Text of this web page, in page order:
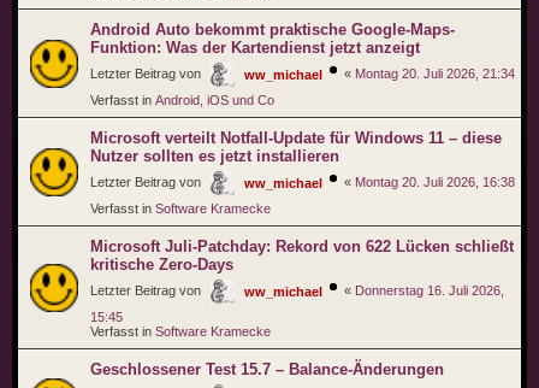
Android Auto bekommt praktische Google-Maps-
Funktion: Was der Kartendienst jetzt anzeigt
Letzter Beitrag von ww_michael « Montag 20. Juli 2026, 21:34
Verfasst in Android, iOS und Co
Microsoft verteilt Notfall-Update für Windows 11 – diese
Nutzer sollten es jetzt installieren
Letzter Beitrag von ww_michael « Montag 20. Juli 2026, 16:38
Verfasst in Software Kramecke
Microsoft Juli-Patchday: Rekord von 622 Lücken schließt
kritische Zero-Days
Letzter Beitrag von ww_michael « Donnerstag 16. Juli 2026,
15:45
Verfasst in Software Kramecke
Geschlossener Test 15.7 – Balance-Änderungen